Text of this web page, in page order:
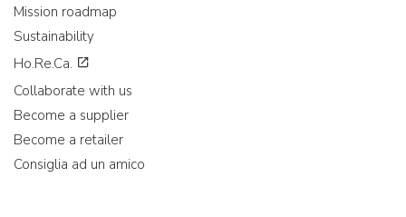
Mission roadmap
Sustainability
Ho.Re.Ca.
Collaborate with us
Become a supplier
Become a retailer
Consiglia ad un amico